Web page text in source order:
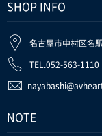
SHOP INFO
名古屋市中村区名
TEL.052-563-1110
NOTE